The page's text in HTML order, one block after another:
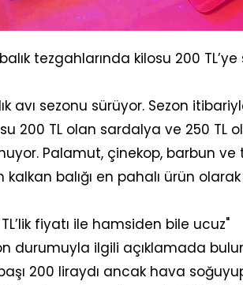
balık tezgahlarında kilosu 200
avı sezonu sürüyor. Sezon
200 TL olan sardalya ve 250 TL
Palamut, çinekop, barbun
balığı en pahalı ürün olarak
fiyatı ile hamsiden bile ucuz"
durumuyla ilgili açıklamada
200 liraydı ancak hava